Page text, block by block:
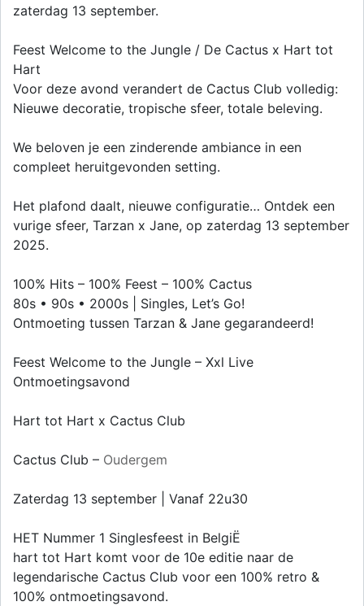
zaterdag 13 september.
Feest Welcome to the Jungle / De Cactus x Hart tot
Hart
Voor deze avond verandert de Cactus Club volledig:
Nieuwe decoratie, tropische sfeer, totale beleving.
We beloven je een zinderende ambiance in een
compleet heruitgevonden setting.
Het plafond daalt, nieuwe configuratie… Ontdek een
vurige sfeer, Tarzan x Jane, op zaterdag 13 september
2025.
100% Hits – 100% Feest – 100% Cactus
80s • 90s • 2000s | Singles, Let’s Go!
Ontmoeting tussen Tarzan & Jane gegarandeerd!
Feest Welcome to the Jungle – Xxl Live
Ontmoetingsavond
Hart tot Hart x Cactus Club
Cactus Club – Oudergem
Zaterdag 13 september | Vanaf 22u30
HET Nummer 1 Singlesfeest in BelgiË
hart tot Hart komt voor de 10e editie naar de
legendarische Cactus Club voor een 100% retro &
100% ontmoetingsavond.